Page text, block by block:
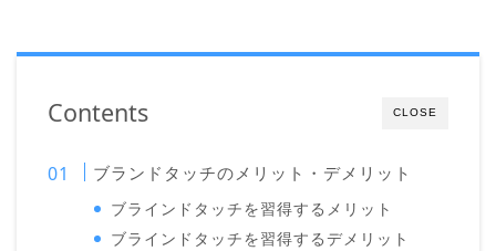
CLOSE
Contents
ブランドタッチのメリット・デメリット
ブラインドタッチを習得するメリット
ブラインドタッチを習得するデメリット